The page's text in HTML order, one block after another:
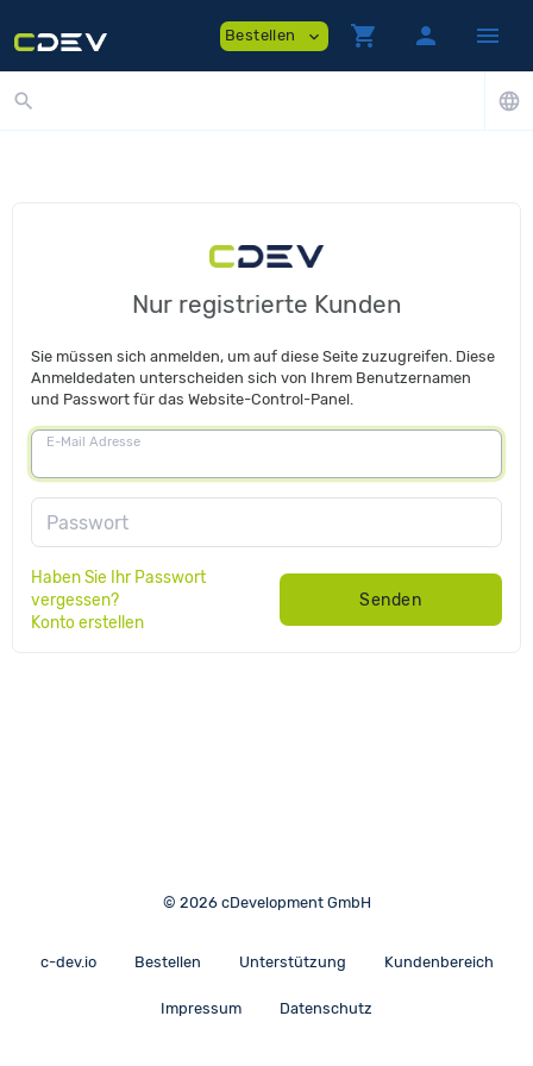
Bestellen expand_more shopping_cart person menu
search language
Nur registrierte Kunden
Sie müssen sich anmelden, um auf diese Seite zuzugreifen. Diese
Anmeldedaten unterscheiden sich von Ihrem Benutzernamen
und Passwort für das Website-Control-Panel.
E-Mail Adresse
Passwort
Haben Sie Ihr Passwort
vergessen?
Konto erstellen
Senden
© 2026 cDevelopment GmbH
c-dev.io Bestellen Unterstützung Kundenbereich
Impressum Datenschutz